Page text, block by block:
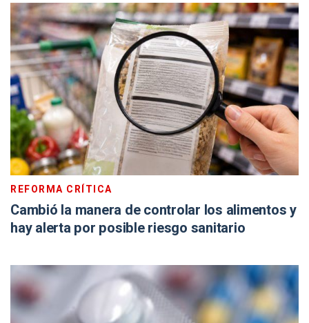
REFORMA CRÍTICA
Cambió la manera de controlar los alimentos y
hay alerta por posible riesgo sanitario